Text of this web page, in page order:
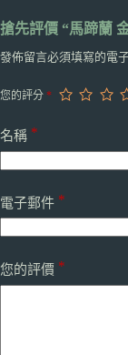
搶先評價 “馬蹄蘭
發佈留言必須填寫的電
您的評分 *
名稱 *
電子郵件 *
您的評價 *